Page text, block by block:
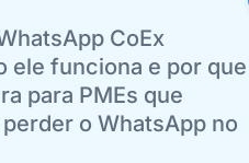
CoEx
ele funciona e por que
para PMEs que
o WhatsApp no